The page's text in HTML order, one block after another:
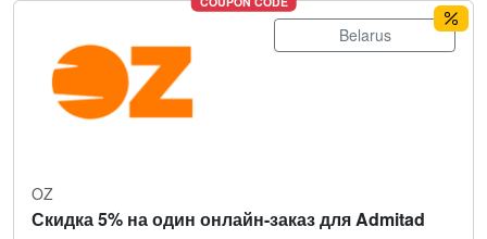
Belarus
OZ
Скидка 5% на один онлайн-заказ для Admitad